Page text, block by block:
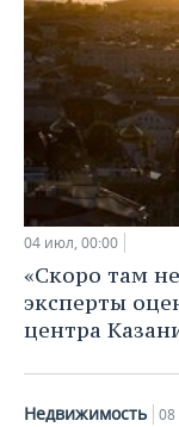
04 июл, 00:00
«Скоро там
эксперты
центра
Недвижимость 08